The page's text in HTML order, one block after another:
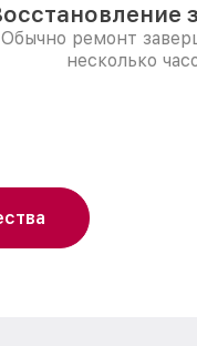
Обычно ремонт
несколько